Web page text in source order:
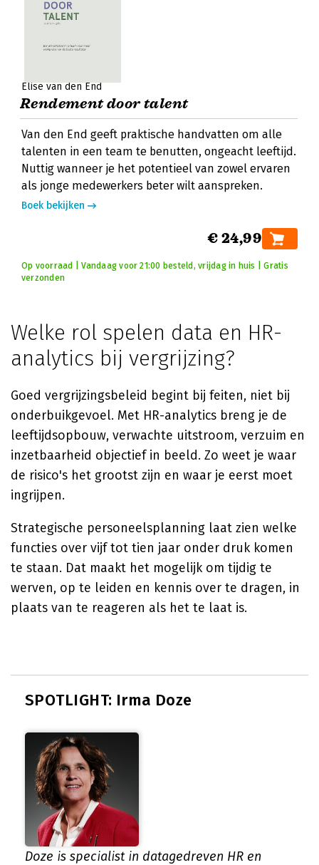
Elise van den End
Rendement door talent
Van den End geeft praktische handvatten om alle
talenten in een team te benutten, ongeacht leeftijd.
Nuttig wanneer je het potentieel van zowel ervaren
als jonge medewerkers beter wilt aanspreken.
Boek bekijken
€ 24,99
Op voorraad | Vandaag voor 21:00 besteld, vrijdag in huis | Gratis
verzonden
Welke rol spelen data en HR-
analytics bij vergrijzing?
Goed vergrijzingsbeleid begint bij feiten, niet bij
onderbuikgevoel. Met HR-analytics breng je de
leeftijdsopbouw, verwachte uitstroom, verzuim en
inzetbaarheid objectief in beeld. Zo weet je waar
de risico's het grootst zijn en waar je eerst moet
ingrijpen.
Strategische personeelsplanning laat zien welke
functies over vijf tot tien jaar onder druk komen
te staan. Dat maakt het mogelijk om tijdig te
werven, op te leiden en kennis over te dragen, in
plaats van te reageren als het te laat is.
SPOTLIGHT: Irma Doze
Doze is specialist in datagedreven HR en